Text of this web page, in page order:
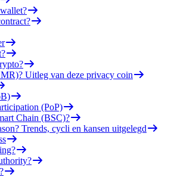
Uitleg van deze privacy coin
(PoP)
Chain (BSC)?
Trends, cycli en kansen uitgelegd